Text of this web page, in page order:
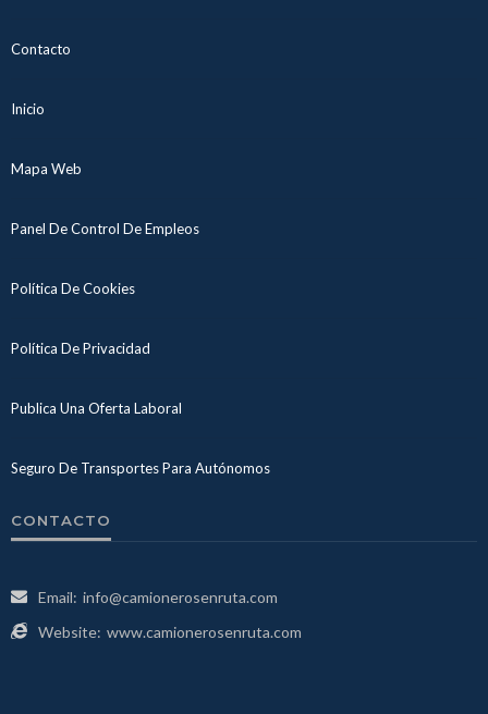
Contacto
Inicio
Mapa Web
Panel De Control De Empleos
Política De Cookies
Política De Privacidad
Publica Una Oferta Laboral
Seguro De Transportes Para Autónomos
CONTACTO
Email: info@camionerosenruta.com
Website: www.camionerosenruta.com